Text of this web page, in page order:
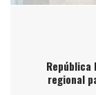
República
regional